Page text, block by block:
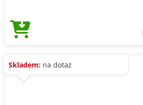
Skladem: na dotaz